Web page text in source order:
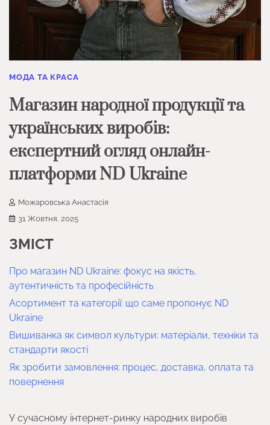
МОДА ТА КРАСА
Магазин народної продукції та
українських виробів:
експертний огляд онлайн-
платформи ND Ukraine
Можаровська Анастасія
31 Жовтня, 2025
ЗМІСТ
Про магазин ND Ukraine: фокус на якість,
аутентичність та професійність
Асортимент та категорії: що саме пропонує ND
Ukraine
Вишиванка як символ культури: матеріали, техніки та
стандарти якості
Як зробити замовлення: процес, доставка, оплата та
повернення
У сучасному інтернет-ринку народних виробів